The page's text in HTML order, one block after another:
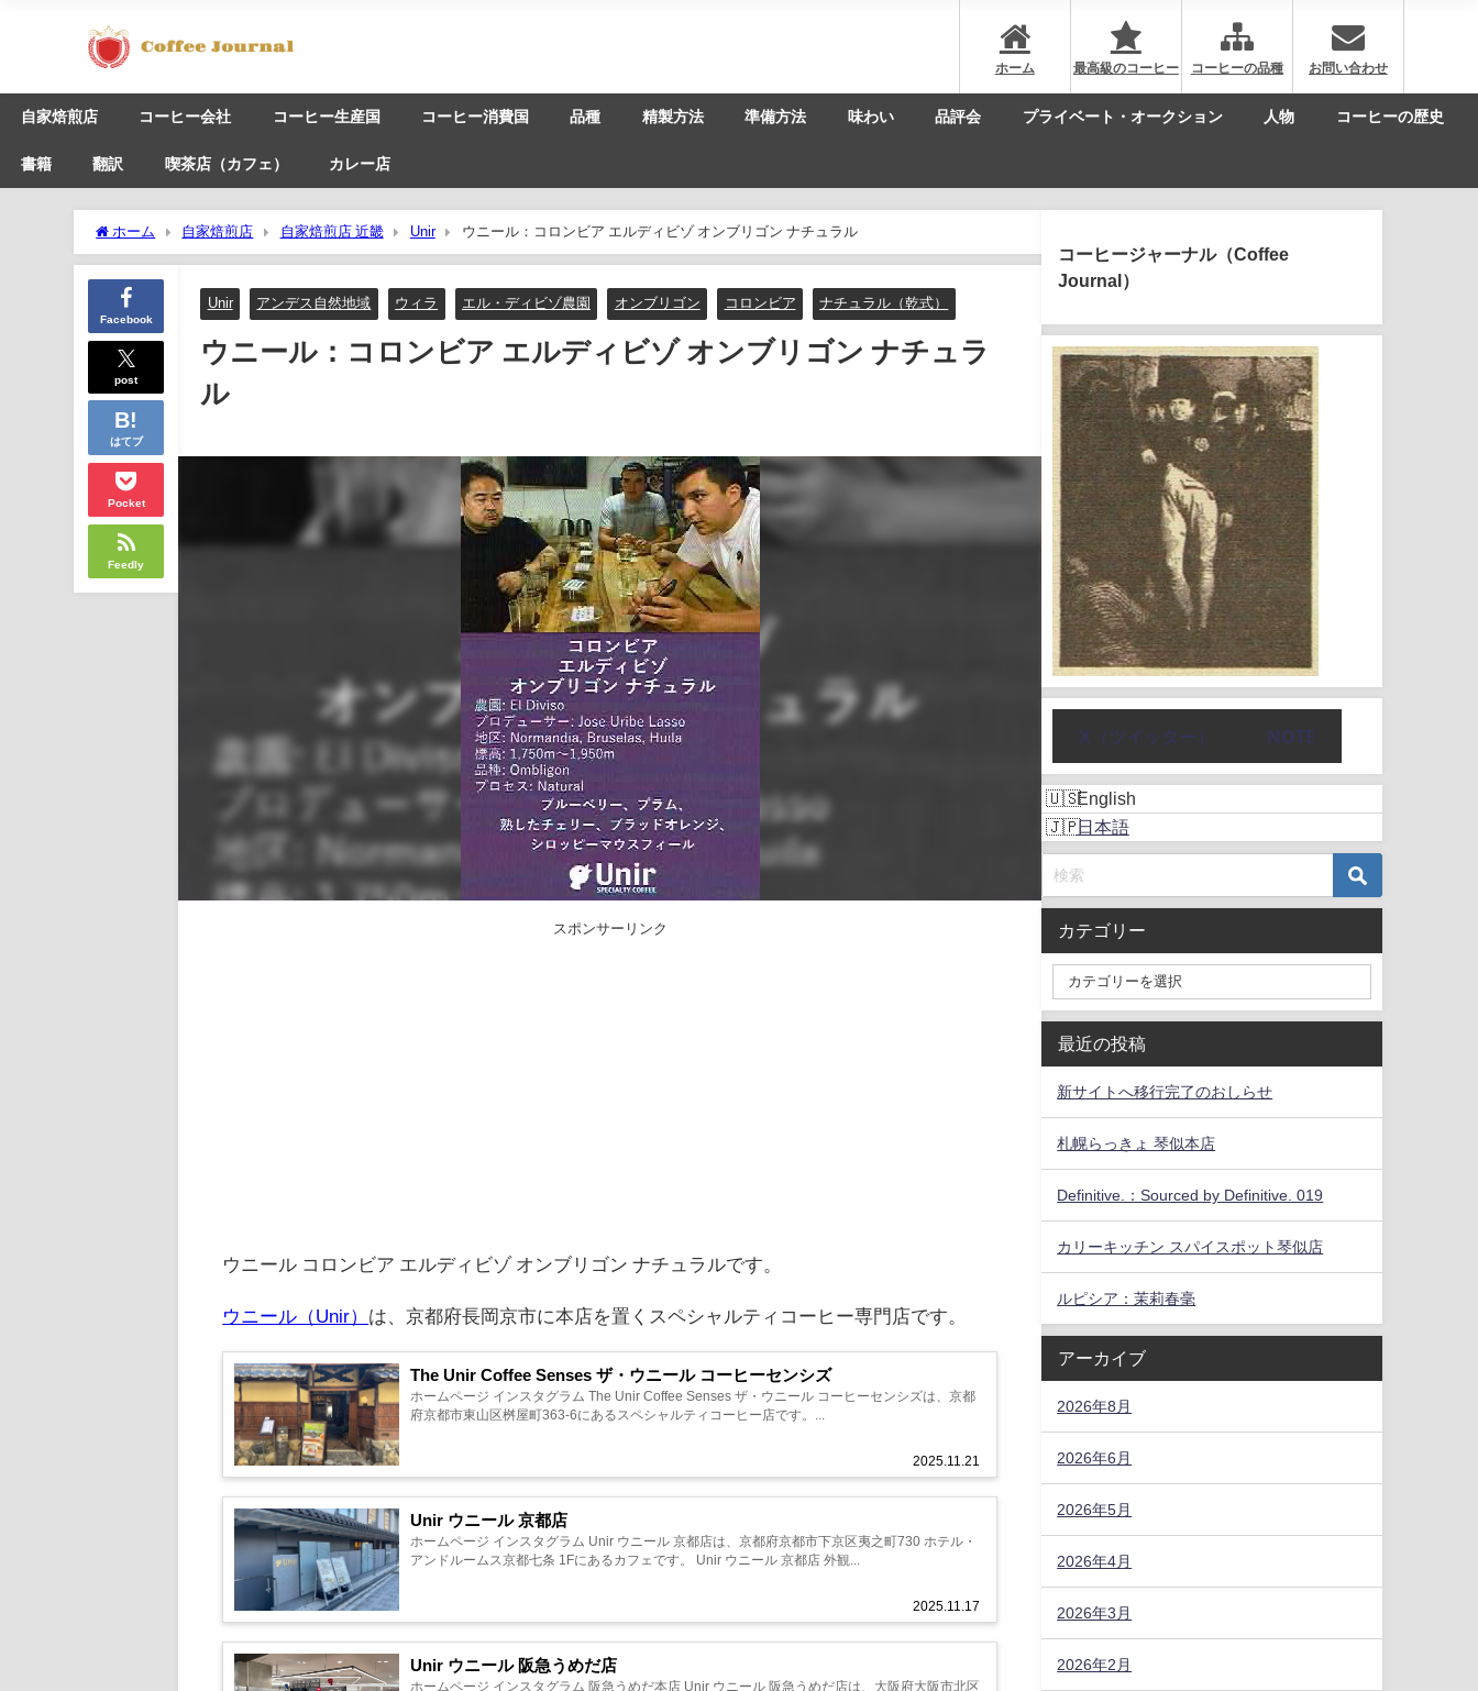
ホーム 最高級のコーヒー コーヒーの品種 お問い合わせ
自家焙煎店 コーヒー会社 コーヒー生産国 コーヒー消費国 品種 精製方法 準備方法 味わい 品評会 プライベート・オークション 人物 コーヒーの歴史
書籍 翻訳 喫茶店（カフェ） カレー店
ホーム 自家焙煎店 自家焙煎店 近畿 Unir ウニール：コロンビア エルディビゾ オンブリゴン ナチュラル
Facebook
post
はてブ
Pocket
Feedly
Unir アンデス自然地域 ウィラ エル・ディビゾ農園 オンブリゴン コロンビア ナチュラル（乾式）
ウニール：コロンビア エルディビゾ オンブリゴン ナチュラ
ル
スポンサーリンク
ウニール コロンビア エルディビゾ オンブリゴン ナチュラルです。
ウニール（Unir） は、京都府長岡京市に本店を置くスペシャルティコーヒー専門店です。
The Unir Coffee Senses ザ・ウニール コーヒーセンシズ
2025.11.21
ホームページ インスタグラム The Unir Coffee Senses ザ・ウニール コーヒーセンシズは、京都
府京都市東山区桝屋町363-6にあるスペシャルティコーヒー店です。...
Unir ウニール 京都店
2025.11.17
ホームページ インスタグラム Unir ウニール 京都店は、京都府京都市下京区夷之町730 ホテル・
アンドルームス京都七条 1Fにあるカフェです。 Unir ウニール 京都店 外観...
Unir ウニール 阪急うめだ店
ホームページ インスタグラム 阪急うめだ本店 Unir ウニール 阪急うめだ店は、大阪府大阪市北区
コーヒージャーナル（Coffee
Journal）
X（ツイッター） NOTE
English
日本語
カテゴリー
最近の投稿
新サイトへ移行完了のおしらせ
札幌らっきょ 琴似本店
Definitive.：Sourced by Definitive. 019
カリーキッチン スパイスポット琴似店
ルピシア：茉莉春毫
アーカイブ
2026年8月
2026年6月
2026年5月
2026年4月
2026年3月
2026年2月